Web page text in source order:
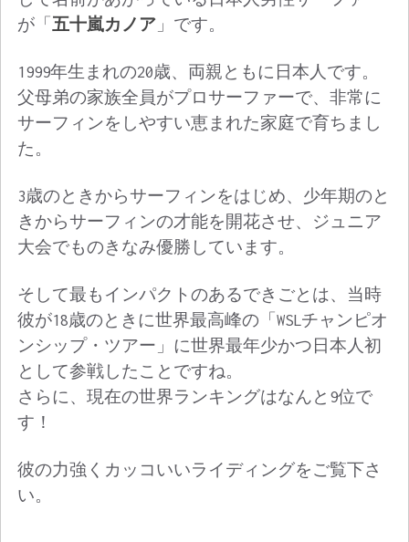
が「 五十嵐カノア」です。
1999年生まれの20歳、両親ともに日本人です。
父母弟の家族全員がプロサーファーで、非常に
サーフィンをしやすい恵まれた家庭で育ちまし
た。
3歳のときからサーフィンをはじめ、少年期のと
きからサーフィンの才能を開花させ、ジュニア
大会でものきなみ優勝しています。
そして最もインパクトのあるできごとは、当時
彼が18歳のときに世界最高峰の「WSLチャンピオ
ンシップ・ツアー」に世界最年少かつ日本人初
として参戦したことですね。
さらに、現在の世界ランキングはなんと9位で
す！
彼の力強くカッコいいライディングをご覧下さ
い。